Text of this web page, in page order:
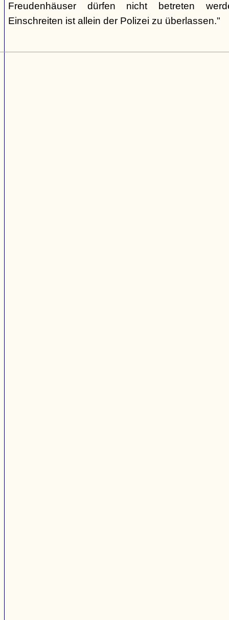
Freudenhäuser dürfen nicht betreten
Einschreiten ist allein der Polizei zu überlassen."